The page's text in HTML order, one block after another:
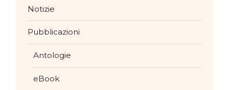
Notizie
Pubblicazioni
Antologie
eBook